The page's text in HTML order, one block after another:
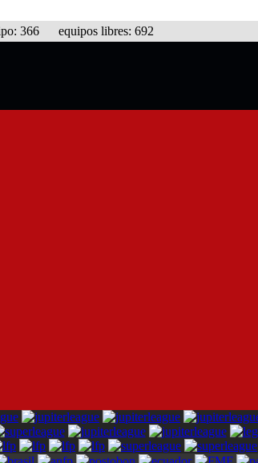
366 equipos libres: 692